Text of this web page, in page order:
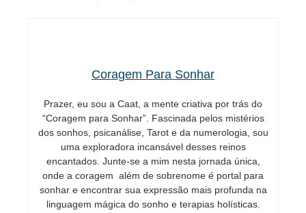
Coragem Para Sonhar
Prazer, eu sou a Caat, a mente criativa por trás do
“Coragem para Sonhar”. Fascinada pelos mistérios
dos sonhos, psicanálise, Tarot e da numerologia, sou
uma exploradora incansável desses reinos
encantados. Junte-se a mim nesta jornada única,
onde a coragem além de sobrenome é portal para
sonhar e encontrar sua expressão mais profunda na
linguagem mágica do sonho e terapias holísticas.